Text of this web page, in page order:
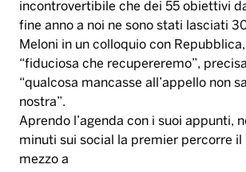
incontrovertibile che dei 55 obiettivi
fine anno a noi ne sono stati lasciati
Meloni in un colloquio con
“fiduciosa che recupereremo”,
“qualcosa mancasse all’appello non
nostra”.
Aprendo l’agenda con i suoi appunti,
minuti sui social la premier percorre il
mezzo a